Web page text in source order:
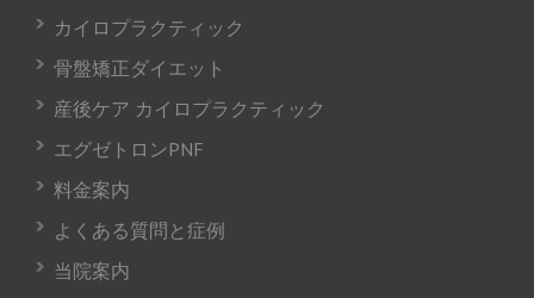
カイロプラクティック
骨盤矯正ダイエット
産後ケア カイロプラクティック
エグゼトロンPNF
料金案内
よくある質問と症例
当院案内